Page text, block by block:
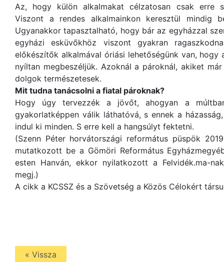
Az, hogy külön alkalmakat célzatosan csak erre
Viszont a rendes alkalmainkon keresztül mindig
Ugyanakkor tapasztalható, hogy bár az egyházzal
egyházi esküvőkhöz viszont gyakran
előkészítők alkalmával óriási lehetőségünk van,
nyíltan megbeszéljük. Azoknál a pároknál, akiket
dolgok természetesek.
Mit tudna tanácsolni a fiatal pároknak?
Hogy úgy tervezzék a jövőt, ahogyan a
gyakorlatképpen válik láthatóvá, s ennek a
indul ki minden. S erre kell a hangsúlyt fektetni.
(Szenn Péter horvátországi református püspök
mutatkozott be a Gömöri Református
esten Hanván, ekkor nyilatkozott a Felvidék.ma-
megj.)
A cikk a KCSSZ és a Szövetség a Közös Célokért
« Vissza